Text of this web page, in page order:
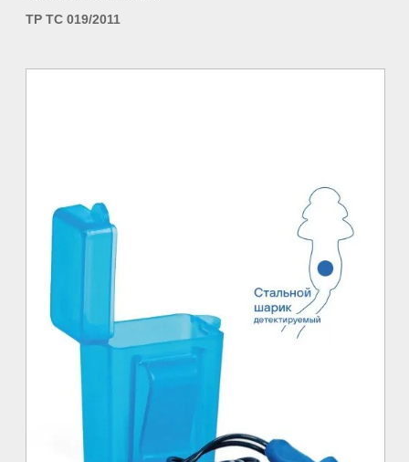
ТР ТС 019/2011